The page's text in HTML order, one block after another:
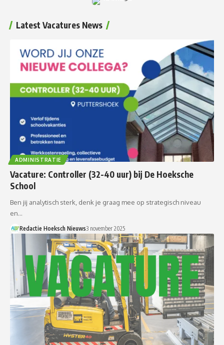
Latest Vacatures News
ADMINISTRATIE
Vacature: Controller (32-40 uur) bij De Hoeksche
School
Ben jij analytisch sterk, denk je graag mee op strategisch niveau
en…
Redactie Hoeksch Nieuws3 november 2025